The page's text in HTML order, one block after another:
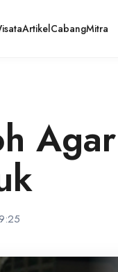
ArtikelCabangMitra